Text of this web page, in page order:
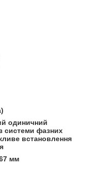
одиничний
системи фазних
встановлення
мм